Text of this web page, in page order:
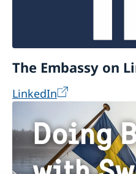
The Embassy on
LinkedIn